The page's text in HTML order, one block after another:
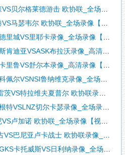
莱德游击 欧协联_全场录像【视频集锦】
韦尔 欧协联_全场录像【视频集锦】
里耶卡录像_全场录像【高清回放】
布拉沃录像_高清录像【全场回放】
舒尔本录像_高清录像【全场回放】
鲁纳维克录像_全场录像【全场回放】
夏普尔 欧协联录像_全场录像【高清回放】
切尔卡瑟录像_全场录像【全场回放】
加诺 欧协联_全场录像【视频集锦】
卡战士 欧协联录像_全场录像【高清回放】
斯VS日利纳录像_全场录像【全场回放】